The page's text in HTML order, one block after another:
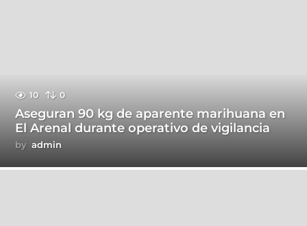
10 0
Aseguran 90 kg de aparente marihuana en
El Arenal durante operativo de vigilancia
by admin